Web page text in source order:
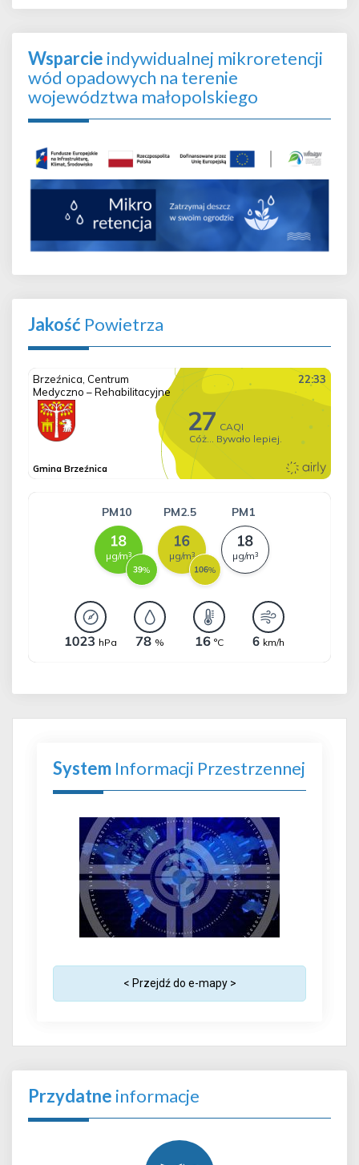
Wsparcie indywidualnej mikroretencji
wód opadowych na terenie
województwa małopolskiego
Jakość Powietrza
System Informacji Przestrzennej
< Przejdź do e-mapy >
Przydatne informacje